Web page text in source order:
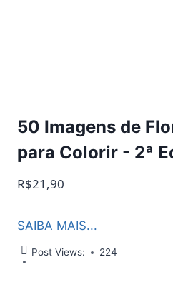
50 Imagens de
para Colorir - 2ª
R$21,90
SAIBA MAIS...
Post Views: 224